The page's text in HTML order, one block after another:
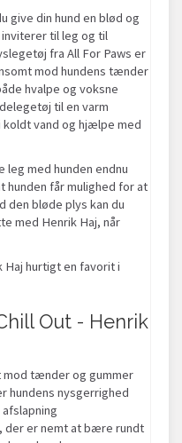
give din hund en blød og
til leg og til
fra All For Paws er
mod hundens tænder
hvalpe og voksne
til en varm
koldt vand og hjælpe med
leg med hunden endnu
får mulighed for at
bløde plys kan du
med Henrik Haj, når
hurtigt en favorit i
Out - Henrik
mod tænder og gummer
hundens nysgerrighed
er nemt at bære rundt